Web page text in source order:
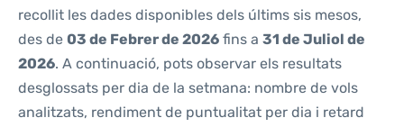
recollit les dades disponibles dels últims sis mesos,
des de 03 de Febrer de 2026 fins a 31 de Juliol de
2026. A continuació, pots observar els resultats
desglossats per dia de la setmana: nombre de vols
analitzats, rendiment de puntualitat per dia i retard